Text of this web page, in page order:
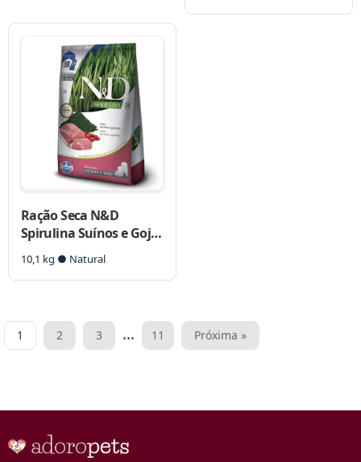
Ração Seca N&D
Spirulina Suínos e Goji
Berry para Cães
Filhotes de Raças
Médias e Grandes
10,1 kg ● Natural
Paginação
1 2 3 … 11 Próxima »